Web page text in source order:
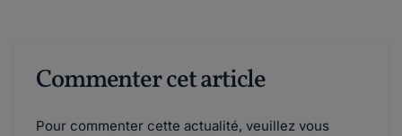
Commenter cet article
Pour commenter cette actualité, veuillez vous